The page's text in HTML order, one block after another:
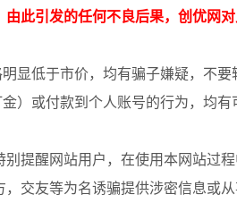
此引发的任何不良后果，创优网对
显低于市价，均有骗子嫌疑，不要
）或付款到个人账号的行为，均
提醒网站用户，在使用本网站过
交友等为名诱骗提供涉密信息或